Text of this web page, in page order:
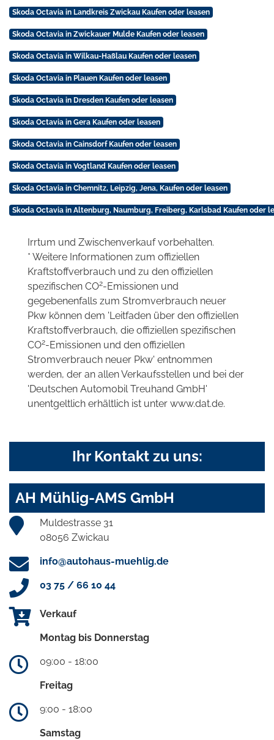
Skoda Octavia in Landkreis Zwickau Kaufen oder leasen
Skoda Octavia in Zwickauer Mulde Kaufen oder leasen
Skoda Octavia in Wilkau-Haßlau Kaufen oder leasen
Skoda Octavia in Plauen Kaufen oder leasen
Skoda Octavia in Dresden Kaufen oder leasen
Skoda Octavia in Gera Kaufen oder leasen
Skoda Octavia in Cainsdorf Kaufen oder leasen
Skoda Octavia in Vogtland Kaufen oder leasen
Skoda Octavia in Chemnitz, Leipzig, Jena, Kaufen oder leasen
Skoda Octavia in Altenburg, Naumburg, Freiberg, Karlsbad Kaufen oder
Irrtum und Zwischenverkauf vorbehalten.
* Weitere Informationen zum offiziellen
Kraftstoffverbrauch und zu den offiziellen
spezifischen CO2-Emissionen und
gegebenenfalls zum Stromverbrauch neuer
Pkw können dem 'Leitfaden über den offiziellen
Kraftstoffverbrauch, die offiziellen spezifischen
CO2-Emissionen und den offiziellen
Stromverbrauch neuer Pkw' entnommen
werden, der an allen Verkaufsstellen und bei der
'Deutschen Automobil Treuhand GmbH'
unentgeltlich erhältlich ist unter www.dat.de.
Ihr Kontakt zu uns:
AH Mühlig-AMS GmbH
Muldestrasse 31
08056 Zwickau
info@autohaus-muehlig.de
03 75 / 66 10 44
Verkauf
Montag bis Donnerstag
09:00 - 18:00
Freitag
9:00 - 18:00
Samstag